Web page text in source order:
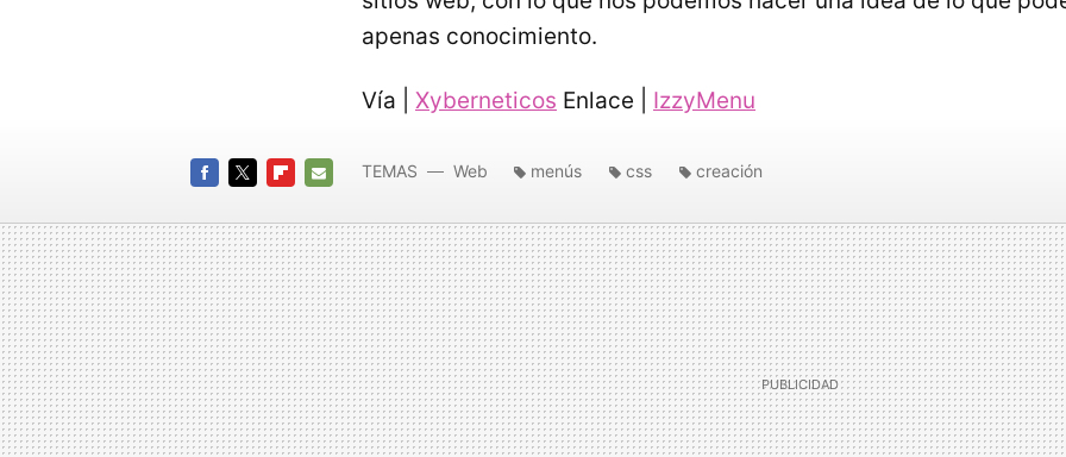
apenas conocimiento.
Vía | Xyberneticos Enlace | IzzyMenu
MAIL
TEMAS Web menús css creación